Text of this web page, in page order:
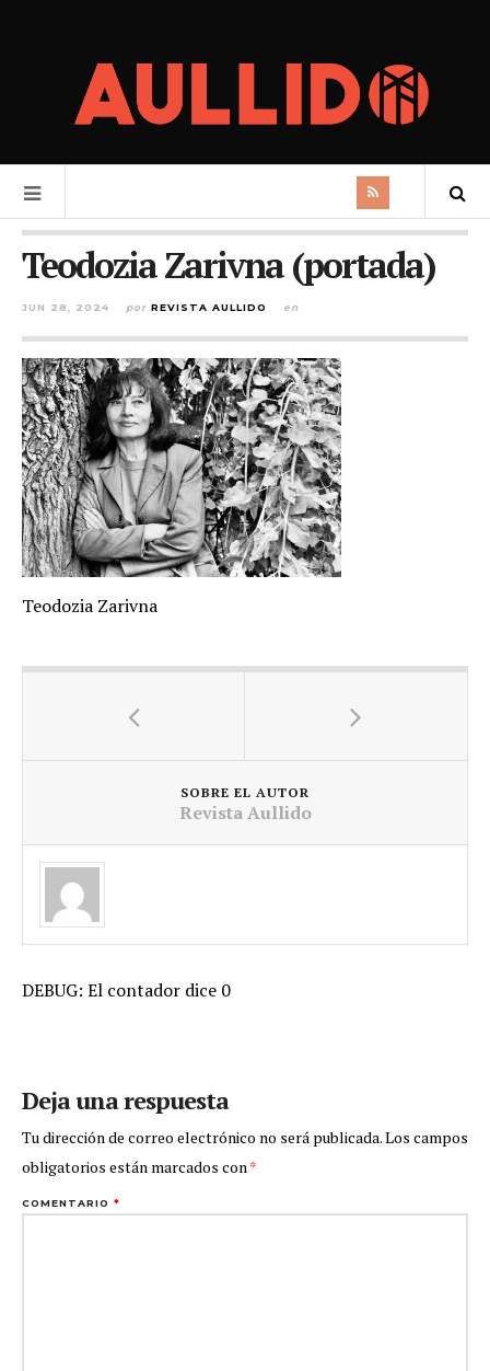
Teodozia Zarivna (portada)
JUN 28, 2024 por REVISTA AULLIDO en
Teodozia Zarivna
SOBRE EL AUTOR
Revista Aullido
DEBUG: El contador dice 0
Deja una respuesta
Tu dirección de correo electrónico no será publicada.Los campos
obligatorios están marcados con*
COMENTARIO *